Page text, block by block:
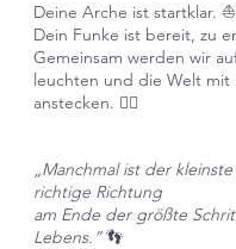
Deine Arche ist startklar. ⛵
Dein Funke ist bereit, zu
Gemeinsam werden wir
leuchten und die Welt mit
anstecken. ❤️‍🔥
„Manchmal ist der
richtige Richtung
am Ende der größte
Lebens.”👣